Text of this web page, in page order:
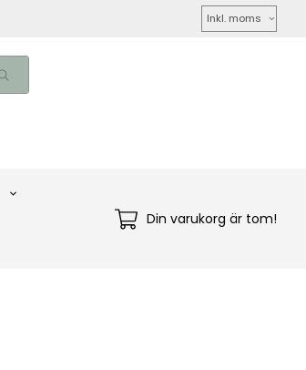
Välj
moms
Din varukorg är tom!